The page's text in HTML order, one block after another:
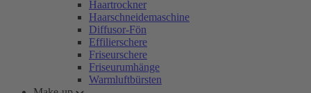
Haartrockner
Haarschneidemaschine
Diffusor-Fön
Effilierschere
Friseurschere
Friseurumhänge
Warmluftbürsten